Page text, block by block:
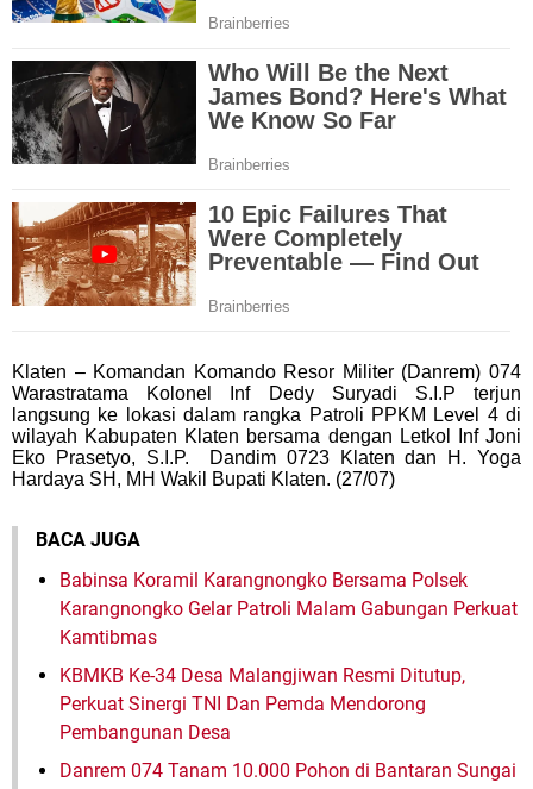
Klaten – Komandan Komando Resor Militer (Danrem) 074
Warastratama Kolonel Inf Dedy Suryadi S.I.P terjun
langsung ke lokasi dalam rangka Patroli PPKM Level 4 di
wilayah Kabupaten Klaten bersama dengan Letkol Inf Joni
Eko Prasetyo, S.I.P. Dandim 0723 Klaten dan H. Yoga
Hardaya SH, MH Wakil Bupati Klaten. (27/07)
BACA JUGA
Babinsa Koramil Karangnongko Bersama Polsek
Karangnongko Gelar Patroli Malam Gabungan Perkuat
Kamtibmas
KBMKB Ke-34 Desa Malangjiwan Resmi Ditutup,
Perkuat Sinergi TNI Dan Pemda Mendorong
Pembangunan Desa
Danrem 074 Tanam 10.000 Pohon di Bantaran Sungai